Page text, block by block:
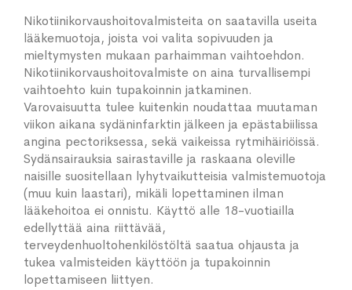
Nikotiinikorvaushoitovalmisteita on saatavilla useita
lääkemuotoja, joista voi valita sopivuuden ja
mieltymysten mukaan parhaimman vaihtoehdon.
Nikotiinikorvaushoitovalmiste on aina turvallisempi
vaihtoehto kuin tupakoinnin jatkaminen.
Varovaisuutta tulee kuitenkin noudattaa muutaman
viikon aikana sydäninfarktin jälkeen ja epästabiilissa
angina pectoriksessa, sekä vaikeissa rytmihäiriöissä.
Sydänsairauksia sairastaville ja raskaana oleville
naisille suositellaan lyhytvaikutteisia valmistemuotoja
(muu kuin laastari), mikäli lopettaminen ilman
lääkehoitoa ei onnistu. Käyttö alle 18-vuotiailla
edellyttää aina riittävää,
terveydenhuoltohenkilöstöltä saatua ohjausta ja
tukea valmisteiden käyttöön ja tupakoinnin
lopettamiseen liittyen.